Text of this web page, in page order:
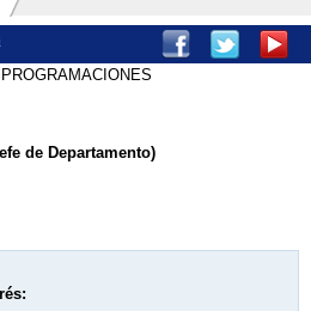
DEPARTAMENTOS Y
PROGRAMACIONES
NUESTROS PROYECTOS
Portal Educación
CRFP
aquí
de Departamento)